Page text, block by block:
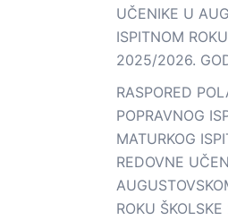
UČENIKE U
ISPITNOM
2025/2026.
RASPORED
POPRAVNOG
MATURKOG
REDOVNE
ROKU